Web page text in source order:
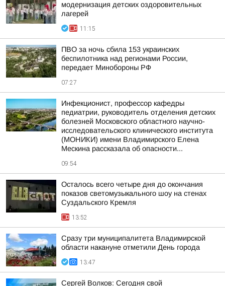
модернизация детских оздоровительных
лагерей
11:15
ПВО за ночь сбила 153 украинских
беспилотника над регионами России,
передает Минобороны РФ
07:27
Инфекционист, профессор кафедры
педиатрии, руководитель отделения детских
болезней Московского областного научно-
исследовательского клинического института
(МОНИКИ) имени Владимирского Елена
Мескина рассказала об опасности...
09:54
Осталось всего четыре дня до окончания
показов светомузыкального шоу на стенах
Суздальского Кремля
13:52
Сразу три муниципалитета Владимирской
области накануне отметили День города
13:47
Сергей Волков: Сегодня свой